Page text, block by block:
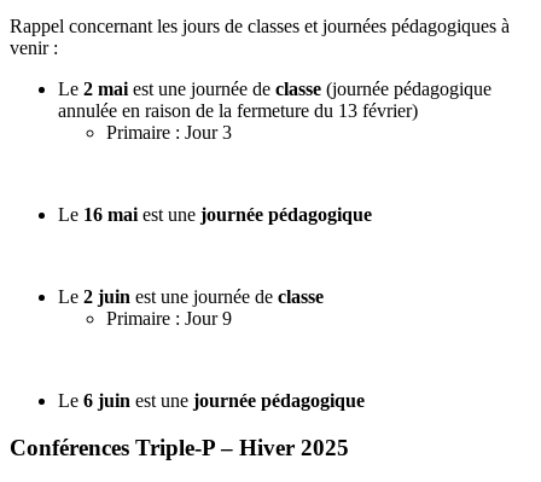
Rappel concernant les jours de classes et journées pédagogiques à
venir :
Le 2 mai est une journée de classe (journée pédagogique
annulée en raison de la fermeture du 13 février)
Primaire : Jour 3
Le 16 mai est une journée pédagogique
Le 2 juin est une journée de classe
Primaire : Jour 9
Le 6 juin est une journée pédagogique
Conférences Triple-P – Hiver 2025